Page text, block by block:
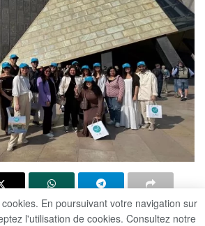
et des Antiquités,
En poursuivant votre navigation sur
l'utilisation de cookies. Consultez notre